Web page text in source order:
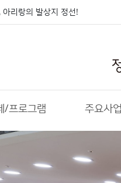
리랑의 발상지 정선!
/프로그램 주요사업